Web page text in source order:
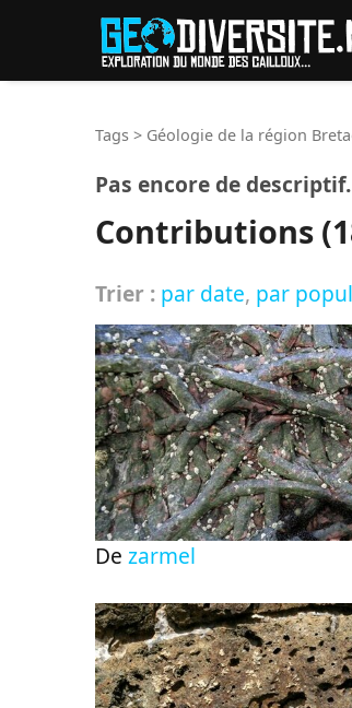
Tags > Géologie de la région
Pas encore de descriptif.
Contributions
Trier : par date, par
De zarmel